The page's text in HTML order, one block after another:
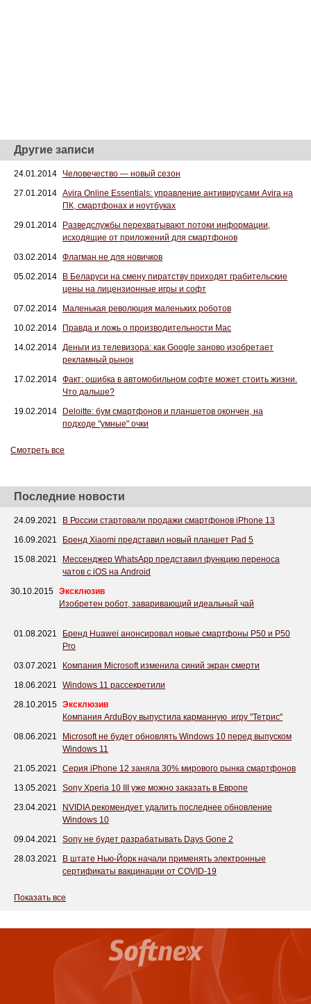
Другие записи
24.01.2014
Человечество — новый сезон
27.01.2014 Avira Online Essentials: управление антивирусами Avira на
ПК, смартфонах и ноутбуках
29.01.2014
Разведслужбы перехватывают потоки информации,
исходящие от приложений для смартфонов
03.02.2014 Флагман не для новичков
05.02.2014
В Беларуси на смену пиратству приходят грабительские
цены на лицензионные игры и софт
07.02.2014
Маленькая революция маленьких роботов
10.02.2014
Правда и ложь о производительности Mac
14.02.2014 Деньги из телевизора: как Google заново изобретает
рекламный рынок
17.02.2014 Факт: ошибка в автомобильном софте может стоить жизни.
Что дальше?
19.02.2014
Deloitte: бум смартфонов и планшетов окончен, на
подходе "умные" очки
Смотреть все
Последние новости
24.09.2021
В России стартовали продажи смартфонов iPhone 13
16.09.2021
Бренд Xiaomi представил новый планшет Pad 5
15.08.2021
Мессенджер WhatsApp представил функцию переноса
чатов с iOS на Android
30.10.2015 Эксклюзив
Изобретен робот, заваривающий идеальный чай
01.08.2021
Бренд Huawei анонсировал новые смартфоны P50 и P50
Pro
03.07.2021
Компания Microsoft изменила синий экран смерти
18.06.2021
Windows 11 рассекретили
28.10.2015 Эксклюзив
Компания ArduBoy выпустила карманную игру "Тетрис"
08.06.2021
Microsoft не будет обновлять Windows 10 перед выпуском
Windows 11
21.05.2021
Серия iPhone 12 заняла 30% мирового рынка смартфонов
13.05.2021
Sony Xperia 10 III уже можно заказать в Европе
23.04.2021
NVIDIA рекомендует удалить последнее обновление
Windows 10
09.04.2021
Sony не будет разрабатывать Days Gone 2
28.03.2021
В штате Нью-Йорк начали применять электронные
сертификаты вакцинации от COVID-19
Показать все